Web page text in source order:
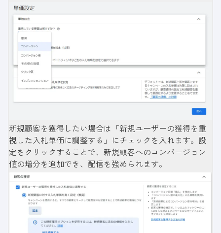
新規顧客を獲得したい場合は「新規ユーザーの獲得を重
視した入札単価に調整する」にチェックを入れます。設
定をクリックすることで、新規顧客へのコンバージョン
値の増分を追加でき、配信を強められます。